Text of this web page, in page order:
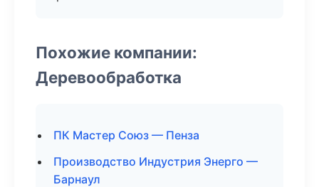
Похожие компании:
Деревообработка
ПК Мастер Союз — Пенза
Производство Индустрия Энерго —
Барнаул